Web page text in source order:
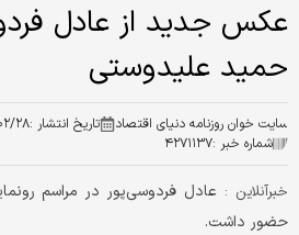
عکس جدید از عادل
حمید علیدوستی
سایت خوان روزنامه دنیای اقتصاد تاریخ انتشار :۱۴۰۵/
شماره خبر :۴۲۷۱۱۳۷
خبرآنلاین : عادل فردوسی‌پور در مراسم
حضور داشت.